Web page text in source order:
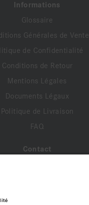
Informations
Glossaire
Générales de Vente
de Confidentialité
Conditions de Retour
Mentions Légales
Documents Légaux
Politique de Livraison
FAQ
Contact